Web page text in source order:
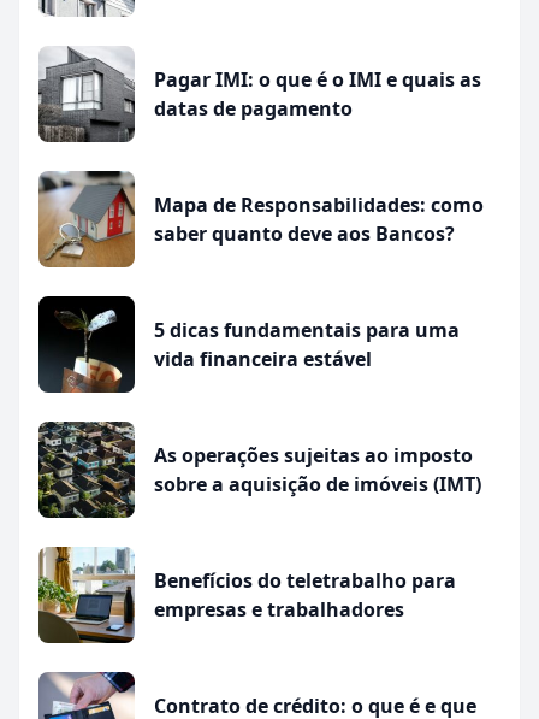
Pagar IMI: o que é o IMI e quais as
datas de pagamento
Mapa de Responsabilidades: como
saber quanto deve aos Bancos?
5 dicas fundamentais para uma
vida financeira estável
As operações sujeitas ao imposto
sobre a aquisição de imóveis (IMT)
Benefícios do teletrabalho para
empresas e trabalhadores
Contrato de crédito: o que é e que